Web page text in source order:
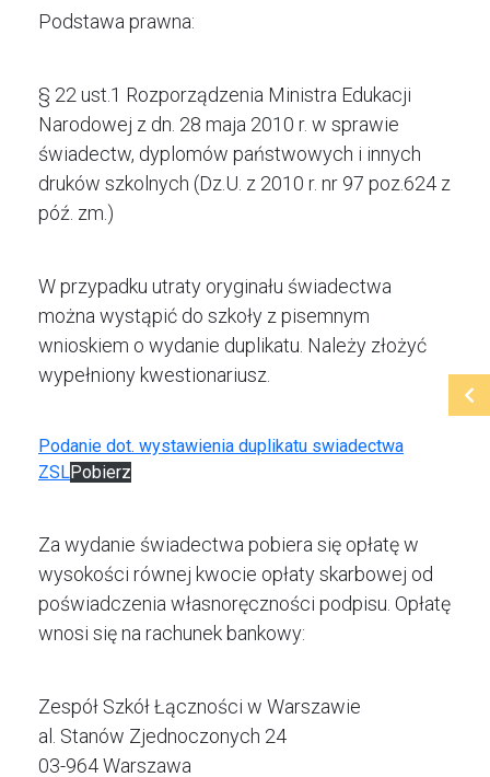
Podstawa prawna:
§ 22 ust.1 Rozporządzenia Ministra Edukacji
Narodowej z dn. 28 maja 2010 r. w sprawie
świadectw, dyplomów państwowych i innych
druków szkolnych (Dz.U. z 2010 r. nr 97 poz.624 z
póź. zm.)
W przypadku utraty oryginału świadectwa
można wystąpić do szkoły z pisemnym
wnioskiem o wydanie duplikatu. Należy złożyć
wypełniony kwestionariusz.
Podanie dot. wystawienia duplikatu swiadectwa
ZSLPobierz
Za wydanie świadectwa pobiera się opłatę w
wysokości równej kwocie opłaty skarbowej od
poświadczenia własnoręczności podpisu. Opłatę
wnosi się na rachunek bankowy:
Zespół Szkół Łączności w Warszawie
al. Stanów Zjednoczonych 24
03-964 Warszawa